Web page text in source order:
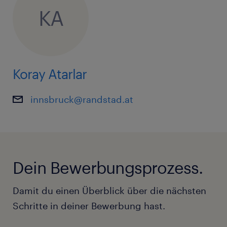
Qualifikation und Erfahrung.
und gestalte gemeinsam mit uns die Zukunft der
Abfallbehandlung in Innsbruck.
KA
Koray Atarlar
innsbruck@randstad.at
Dein Bewerbungsprozess.
Damit du einen Überblick über die nächsten
Schritte in deiner Bewerbung hast.